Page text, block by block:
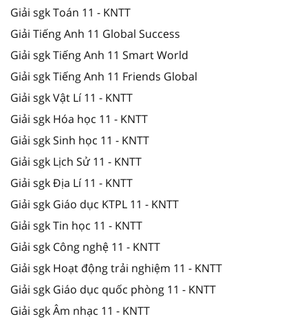
Giải sgk Toán 11 - KNTT
Giải Tiếng Anh 11 Global Success
Giải sgk Tiếng Anh 11 Smart World
Giải sgk Tiếng Anh 11 Friends Global
Giải sgk Vật Lí 11 - KNTT
Giải sgk Hóa học 11 - KNTT
Giải sgk Sinh học 11 - KNTT
Giải sgk Lịch Sử 11 - KNTT
Giải sgk Địa Lí 11 - KNTT
Giải sgk Giáo dục KTPL 11 - KNTT
Giải sgk Tin học 11 - KNTT
Giải sgk Công nghệ 11 - KNTT
Giải sgk Hoạt động trải nghiệm 11 - KNTT
Giải sgk Giáo dục quốc phòng 11 - KNTT
Giải sgk Âm nhạc 11 - KNTT